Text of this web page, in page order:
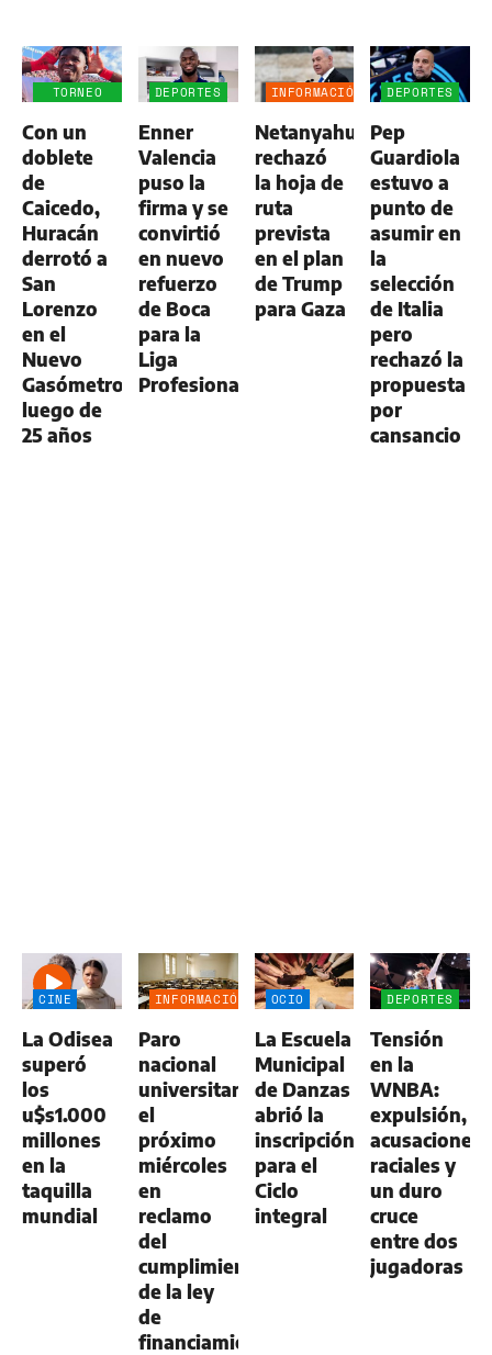
TORNEO
Con un
doblete
de
Caicedo,
Huracán
derrotó a
San
Lorenzo
en el
Nuevo
Gasómetro
luego de
25 años
DEPORTES
Enner
Valencia
puso la
firma y se
convirtió
en nuevo
refuerzo
de Boca
para la
Liga
Profesional
INFORMACIÓN
Netanyahu
rechazó
la hoja de
ruta
prevista
en el plan
de Trump
para Gaza
DEPORTES
Pep
Guardiola
estuvo a
punto de
asumir en
la
selección
de Italia
pero
rechazó la
propuesta
por
cansancio
CINE
La Odisea
superó
los
u$s1.000
millones
en la
taquilla
mundial
INFORMACIÓN
Paro
nacional
universitario
el
próximo
miércoles
en
reclamo
del
cumplimiento
de la ley
de
financiamiento
OCIO
La Escuela
Municipal
de Danzas
abrió la
inscripción
para el
Ciclo
integral
DEPORTES
Tensión
en la
WNBA:
expulsión,
acusaciones
raciales y
un duro
cruce
entre dos
jugadoras